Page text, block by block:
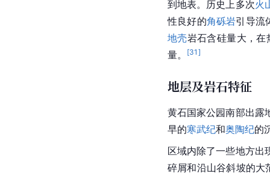
到地表。历史上多次火
性良好的角砾岩引导流
地壳岩石含硅量大，
量。
[31 ]
地层及岩石特征
黄石国家公园南部出露
早的寒武纪和奥陶纪的
区域内除了一些地方出
碎屑和沿山谷斜坡的大